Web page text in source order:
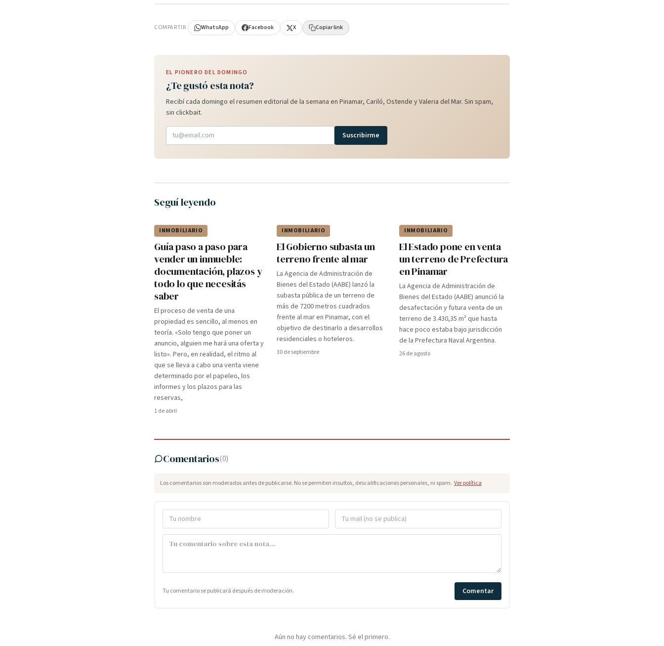
COMPARTIR WhatsApp Facebook X Copiar link
EL PIONERO DEL DOMINGO
¿Te gustó esta nota?
Recibí cada domingo el resumen editorial de la semana en Pinamar, Cariló, Ostende y Valeria del Mar. Sin spam,
sin clickbait.
Suscribirme
Seguí leyendo
INMOBILIARIO
Guía paso a paso para
vender un inmueble:
documentación, plazos y
todo lo que necesitás
saber
El proceso de venta de una
propiedad es sencillo, al menos en
teoría. «Solo tengo que poner un
anuncio, alguien me hará una oferta y
listo». Pero, en realidad, el ritmo al
que se lleva a cabo una venta viene
determinado por el papeleo, los
informes y los plazos para las
reservas,
1 de abril
INMOBILIARIO
El Gobierno subasta un
terreno frente al mar
La Agencia de Administración de
Bienes del Estado (AABE) lanzó la
subasta pública de un terreno de
más de 7200 metros cuadrados
frente al mar en Pinamar, con el
objetivo de destinarlo a desarrollos
residenciales o hoteleros.
30 de septiembre
INMOBILIARIO
El Estado pone en venta
un terreno de Prefectura
en Pinamar
La Agencia de Administración de
Bienes del Estado (AABE) anunció la
desafectación y futura venta de un
terreno de 3.430,35 m² que hasta
hace poco estaba bajo jurisdicción
de la Prefectura Naval Argentina.
26 de agosto
Comentarios(0)
Los comentarios son moderados antes de publicarse. No se permiten insultos, descalificaciones personales, ni spam. Ver política
Tu comentario se publicará después de moderación. Comentar
Aún no hay comentarios. Sé el primero.